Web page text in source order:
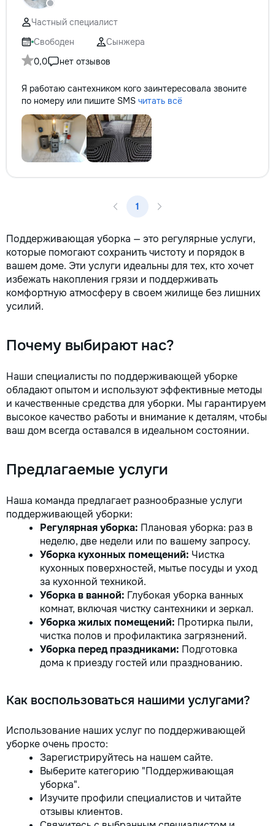
не включается? Не спешите
покупать новую! Спасем ваш
бюджет.
Частный специалист
Свободен
Сынжера
0,0
нет отзывов
Я работаю сантехником кого заинтересовала звоните
по номеру или пишите SMS читать всё
1
Поддерживающая уборка — это регулярные услуги,
которые помогают сохранить чистоту и порядок в
вашем доме. Эти услуги идеальны для тех, кто хочет
избежать накопления грязи и поддерживать
комфортную атмосферу в своем жилище без лишних
усилий.
Почему выбирают нас?
Наши специалисты по поддерживающей уборке
обладают опытом и используют эффективные методы
и качественные средства для уборки. Мы гарантируем
высокое качество работы и внимание к деталям, чтобы
ваш дом всегда оставался в идеальном состоянии.
Предлагаемые услуги
Наша команда предлагает разнообразные услуги
поддерживающей уборки:
Регулярная уборка: Плановая уборка: раз в
неделю, две недели или по вашему запросу.
Уборка кухонных помещений: Чистка
кухонных поверхностей, мытье посуды и уход
за кухонной техникой.
Уборка в ванной: Глубокая уборка ванных
комнат, включая чистку сантехники и зеркал.
Уборка жилых помещений: Протирка пыли,
чистка полов и профилактика загрязнений.
Уборка перед праздниками: Подготовка
дома к приезду гостей или празднованию.
Как воспользоваться нашими услугами?
Использование наших услуг по поддерживающей
уборке очень просто:
Зарегистрируйтесь на нашем сайте.
Выберите категорию "Поддерживающая
уборка".
Изучите профили специалистов и читайте
отзывы клиентов.